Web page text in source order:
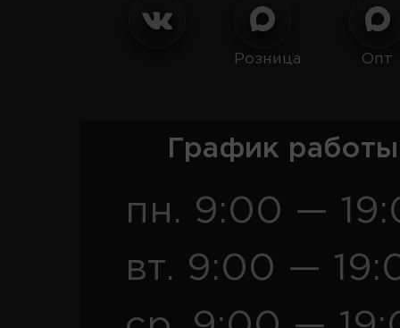
Розница Опт
График
пн. 9:00 —
вт. 9:00 —